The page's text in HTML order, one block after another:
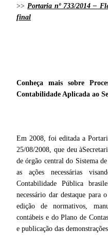
>> Portaria nº 733/2014 –
final
Conheça mais sobre
Contabilidade Aplicada ao
Em 2008, foi editada a
25/08/2008, que deu
de órgão central do Sistema
as ações necessárias
Contabilidade Pública
necessário dar destaque
edição de normativos,
contábeis e do Plano de
e publicação das